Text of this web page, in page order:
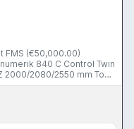
FMS (€50,000.00)
840 C Control Twin
2000/2080/2550 mm Tool
job height 2500 mm Max
Renisahw probe Tool